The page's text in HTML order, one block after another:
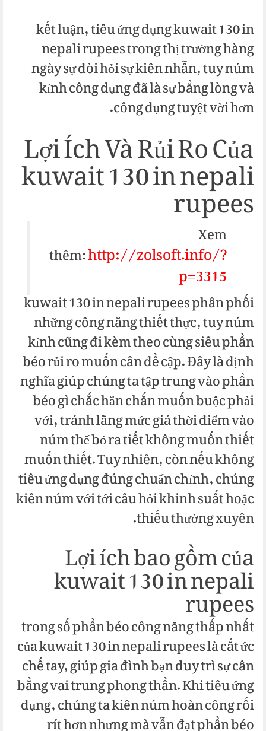
kết luận, tiêu ứng dụng kuwait 130 in
nepali rupees trong thị trường hàng
ngày sự đòi hỏi sự kiên nhẫn, tuy núm
kỉnh công dụng đã là sự bằng lòng và
công dụng tuyệt vời hơn.
Lợi Ích Và Rủi Ro Của
kuwait 130 in nepali
rupees
Xem
thêm:http://zolsoft.info/?
p=3315
kuwait 130 in nepali rupees phân phối
những công năng thiết thực, tuy núm
kỉnh cũng đi kèm theo cùng siêu phần
béo rủi ro muốn cân đề cập. Đây là định
nghĩa giúp chúng ta tập trung vào phần
béo gì chắc hẳn chắn muốn buộc phải
với, tránh lãng mức giá thời điểm vào
núm thể bỏ ra tiết không muốn thiết
muốn thiết. Tuy nhiên, còn nếu không
tiêu ứng dụng đúng chuẩn chỉnh, chúng
kiên núm với tới câu hỏi khinh suất hoặc
thiếu thường xuyên.
Lợi ích bao gồm của
kuwait 130 in nepali
rupees
trong số phần béo công năng thấp nhất
của kuwait 130 in nepali rupees là cắt ức
chế tay, giúp gia đình bạn duy trì sự cân
bằng vai trung phong thần. Khi tiêu ứng
dụng, chúng ta kiên núm hoàn công rối